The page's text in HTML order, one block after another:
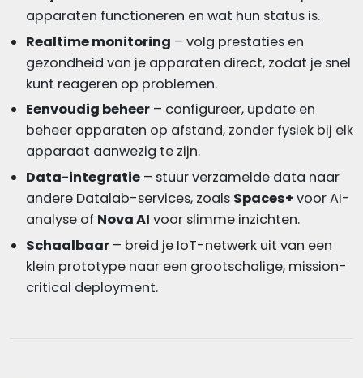
apparaten functioneren en wat hun status is.
Realtime monitoring – volg prestaties en
gezondheid van je apparaten direct, zodat je snel
kunt reageren op problemen.
Eenvoudig beheer – configureer, update en
beheer apparaten op afstand, zonder fysiek bij elk
apparaat aanwezig te zijn.
Data-integratie – stuur verzamelde data naar
andere Datalab-services, zoals Spaces+ voor AI-
analyse of Nova AI voor slimme inzichten.
Schaalbaar – breid je IoT-netwerk uit van een
klein prototype naar een grootschalige, mission-
critical deployment.